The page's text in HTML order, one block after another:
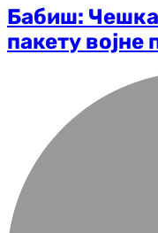
Бабиш: Чешка
пакету војне